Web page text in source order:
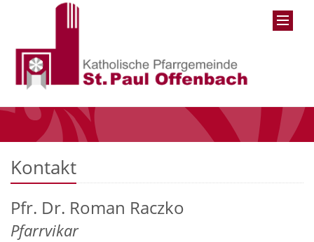
Kontakt
Pfr. Dr. Roman Raczko
Pfarrvikar